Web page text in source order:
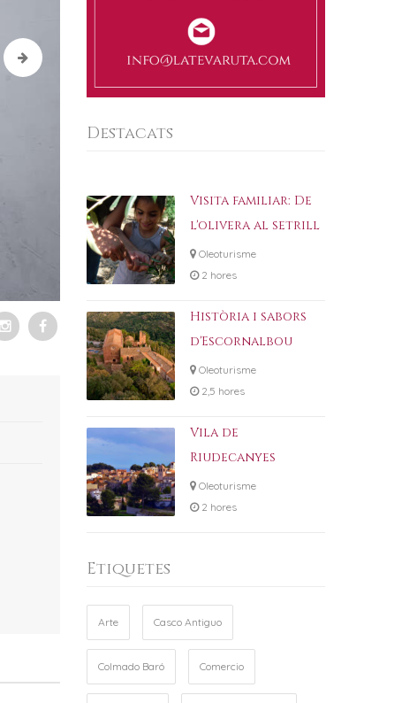
Destacats
Visita familiar: De
l'olivera al setrill
Oleoturisme
2 hores
Història i sabors
d'Escornalbou
Oleoturisme
2,5 hores
Vila de
Riudecanyes
Oleoturisme
2 hores
Etiquetes
Arte Casco Antiguo
Colmado Baró Comercio